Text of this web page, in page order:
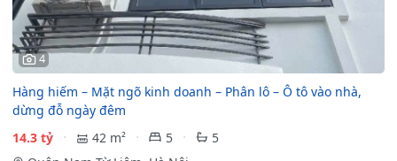
4
Hàng hiếm – Mặt ngõ kinh doanh – Phân lô – Ô tô vào nhà,
dừng đỗ ngày đêm
14.3 tỷ
42 m² 5
5